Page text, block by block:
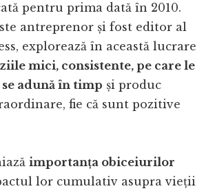
pentru prima dată în 2010.
antreprenor și fost editor al
explorează în această lucrare
mici, consistente, pe care le
adună în timp și produc
fie că sunt pozitive
importanța obiceiurilor
lor cumulativ asupra vieții